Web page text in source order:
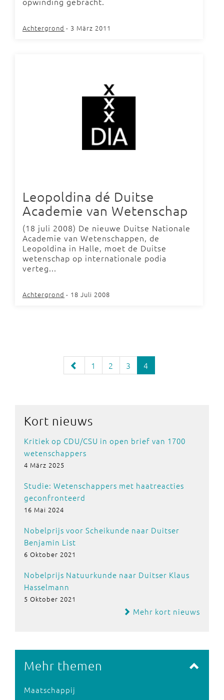
Achtergrond - 3 März 2011
Leopoldina dé Duitse
Academie van Wetenschap
(18 juli 2008) De nieuwe Duitse Nationale
Academie van Wetenschappen, de
Leopoldina in Halle, moet de Duitse
wetenschap op internationale podia
verteg...
Achtergrond - 18 Juli 2008
1 2 3 4
Kort nieuws
Kritiek op CDU/CSU in open brief van 1700
wetenschappers
4 März 2025
Studie: Wetenschappers met haatreacties
geconfronteerd
16 Mai 2024
Nobelprijs voor Scheikunde naar Duitser
Benjamin List
6 Oktober 2021
Nobelprijs Natuurkunde naar Duitser Klaus
Hasselmann
5 Oktober 2021
Mehr kort nieuws
Mehr themen
Maatschappij